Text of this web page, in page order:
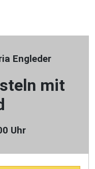
Engleder
mit
Uhr